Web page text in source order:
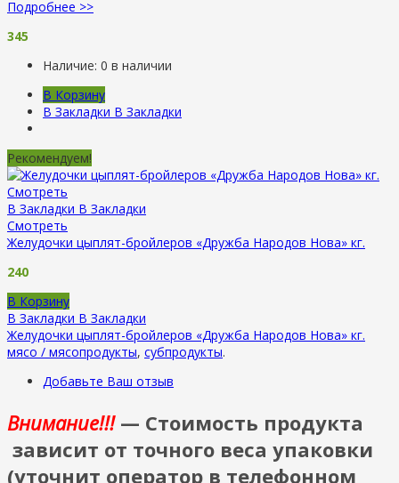
Подробнее >>
345
Наличие: 0 в наличии
В Корзину
В Закладки В Закладки
Рекомендуем!
Смотреть
В Закладки В Закладки
Смотреть
Желудочки цыплят-бройлеров «Дружба Народов Нова» кг.
240
В Корзину
В Закладки В Закладки
Желудочки цыплят-бройлеров «Дружба Народов Нова» кг.
мясо / мясопродукты, субпродукты.
Добавьте Ваш отзыв
Внимание!!!— Стоимость продукта
зависит от точного веса упаковки
(уточнит оператор в телефонном